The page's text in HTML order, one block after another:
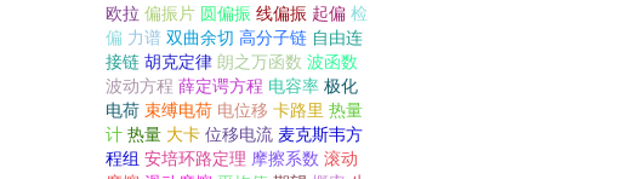
欧拉 偏振片 圆偏振 线偏振 起偏 检
偏 力谱 双曲余切 高分子链 自由连
接链 胡克定律 朗之万函数 波函数
波动方程 薛定谔方程 电容率 极化
电荷 束缚电荷 电位移 卡路里 热量
计 热量 大卡 位移电流 麦克斯韦方
程组 安培环路定理 摩擦系数 滚动